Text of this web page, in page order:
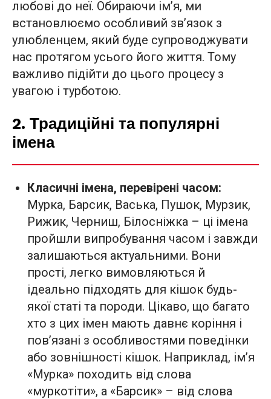
любові до неї. Обираючи ім’я, ми
встановлюємо особливий зв’язок з
улюбленцем, який буде супроводжувати
нас протягом усього його життя. Тому
важливо підійти до цього процесу з
увагою і турботою.
2. Традиційні та популярні
імена
Класичні імена, перевірені часом:
Мурка, Барсик, Васька, Пушок, Мурзик,
Рижик, Черниш, Білосніжка – ці імена
пройшли випробування часом і завжди
залишаються актуальними. Вони
прості, легко вимовляються й
ідеально підходять для кішок будь-
якої статі та породи. Цікаво, що багато
хто з цих імен мають давнє коріння і
пов’язані з особливостями поведінки
або зовнішності кішок. Наприклад, ім’я
«Мурка» походить від слова
«муркотіти», а «Барсик» – від слова